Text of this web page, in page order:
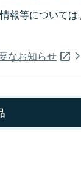
報等について
なお知らせ